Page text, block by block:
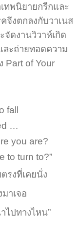
ทพนิยายกรีกและ
งตกลงกับวาเนส
จัดงานวิวาห์เกิด
ละถ่ายทอดความ
Part of Your
fall
…
you are?
to turn to?”
รงที่เคยนั่ง
าเจอ
ไปทางไหน”